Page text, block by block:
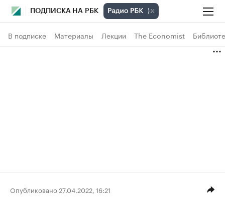
ПОДПИСКА НА РБК
В подписке Материалы Лекции The Economist
Опубликовано 27.04.2022, 16:21